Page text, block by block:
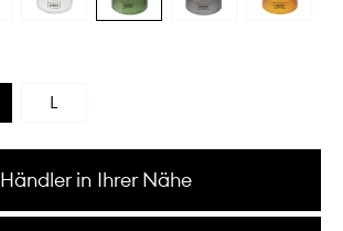
L
Händler in Ihrer Nähe